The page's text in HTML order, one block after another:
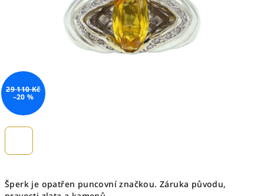
Šperk je opatřen puncovní značkou. Záruka původu,
29 110 Kč
–20 %